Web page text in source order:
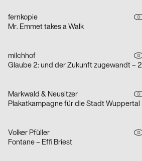
fernkopie D
Mr. Emmet takes a Walk
milchhof D
Markwald & Neusitzer D
Plakatkampagne für die Stadt Wuppertal
Volker Pfüller D
Fontane – Effi Briest